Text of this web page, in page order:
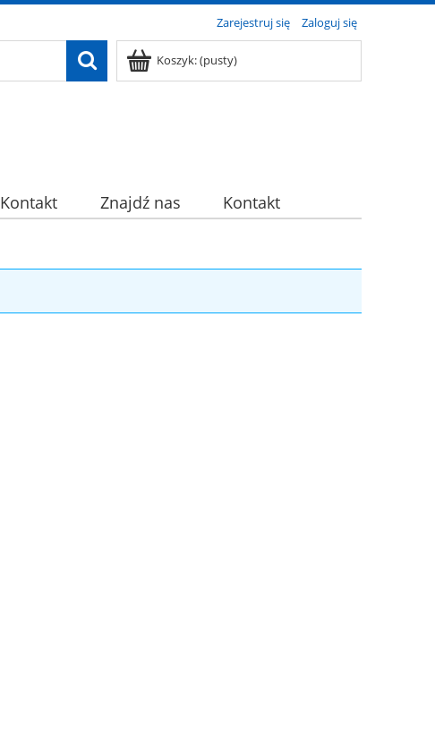
Zarejestruj się Zaloguj się
Koszyk:(pusty)
Kontakt Znajdź nas
Kontakt